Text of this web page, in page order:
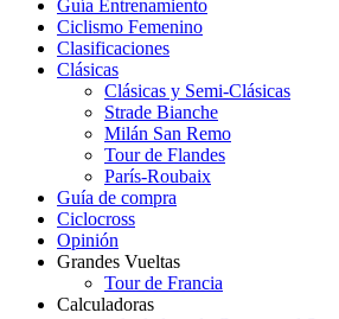
Guía Entrenamiento
Ciclismo Femenino
Clasificaciones
Clásicas
Clásicas y Semi-Clásicas
Strade Bianche
Milán San Remo
Tour de Flandes
París-Roubaix
Guía de compra
Ciclocross
Opinión
Grandes Vueltas
Tour de Francia
Calculadoras